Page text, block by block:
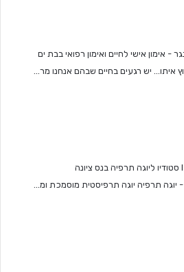
- אימון אישי לחיים ואימון רפואי בבת ים
איתו... יש רגעים בחיים שבהם אנחנו מר...
- יוגה תרפיה יוגה תרפיסטית מוסמכת ומ...